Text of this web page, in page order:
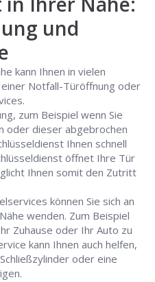
und
kann Ihnen in vielen
Notfall-Türöffnung oder
zum Beispiel wenn Sie
oder dieser abgebrochen
Ihnen schnell
öffnet Ihre Tür
Ihnen somit den Zutritt
können Sie sich an
wenden. Zum Beispiel
Zuhause oder Ihr Auto zu
kann Ihnen auch helfen,
oder eine